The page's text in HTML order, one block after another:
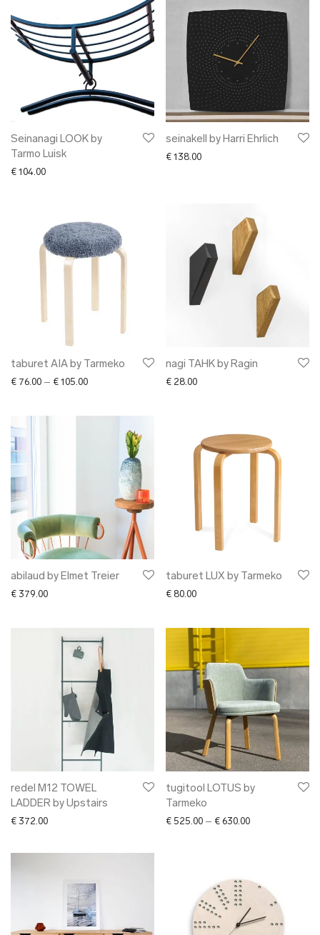
Seinanagi LOOK by
Tarmo Luisk
€ 104.00
seinakell by Harri Ehrlich
€ 138.00
taburet AIA by Tarmeko
€ 76.00 – € 105.00Price range: € 76.00 through € 105.00
nagi TAHK by Ragin
€ 28.00
abilaud by Elmet Treier
€ 379.00
taburet LUX by Tarmeko
€ 80.00
redel M12 TOWEL
LADDER by Upstairs
€ 372.00
tugitool LOTUS by
Tarmeko
€ 525.00 – € 630.00Price range: €